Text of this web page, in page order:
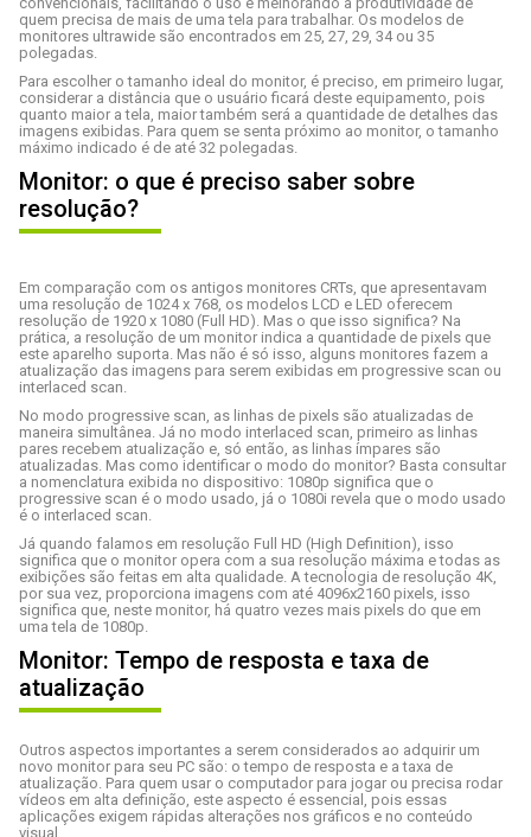
quem precisa de mais de uma tela para trabalhar. Os modelos de
monitores ultrawide são encontrados em 25, 27, 29, 34 ou 35
polegadas.
Para escolher o tamanho ideal do monitor, é preciso, em primeiro lugar,
considerar a distância que o usuário ficará deste equipamento, pois
quanto maior a tela, maior também será a quantidade de detalhes das
imagens exibidas. Para quem se senta próximo ao monitor, o tamanho
máximo indicado é de até 32 polegadas.
Monitor: o que é preciso saber sobre
resolução?
Em comparação com os antigos monitores CRTs, que apresentavam
uma resolução de 1024 x 768, os modelos LCD e LED oferecem
resolução de 1920 x 1080 (Full HD). Mas o que isso significa? Na
prática, a resolução de um monitor indica a quantidade de pixels que
este aparelho suporta. Mas não é só isso, alguns monitores fazem a
atualização das imagens para serem exibidas em progressive scan ou
interlaced scan.
No modo progressive scan, as linhas de pixels são atualizadas de
maneira simultânea. Já no modo interlaced scan, primeiro as linhas
pares recebem atualização e, só então, as linhas ímpares são
atualizadas. Mas como identificar o modo do monitor? Basta consultar
a nomenclatura exibida no dispositivo: 1080p significa que o
progressive scan é o modo usado, já o 1080i revela que o modo usado
é o interlaced scan.
Já quando falamos em resolução Full HD (High Definition), isso
significa que o monitor opera com a sua resolução máxima e todas as
exibições são feitas em alta qualidade. A tecnologia de resolução 4K,
por sua vez, proporciona imagens com até 4096x2160 pixels, isso
significa que, neste monitor, há quatro vezes mais pixels do que em
uma tela de 1080p.
Monitor: Tempo de resposta e taxa de
atualização
Outros aspectos importantes a serem considerados ao adquirir um
novo monitor para seu PC são: o tempo de resposta e a taxa de
atualização. Para quem usar o computador para jogar ou precisa rodar
vídeos em alta definição, este aspecto é essencial, pois essas
aplicações exigem rápidas alterações nos gráficos e no conteúdo
visual.